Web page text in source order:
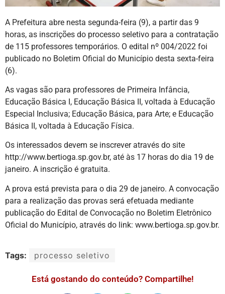
A Prefeitura abre nesta segunda-feira (9), a partir das 9
horas, as inscrições do processo seletivo para a contratação
de 115 professores temporários. O edital nº 004/2022 foi
publicado no Boletim Oficial do Município desta sexta-feira
(6).
As vagas são para professores de Primeira Infância,
Educação Básica I, Educação Básica II, voltada à Educação
Especial Inclusiva; Educação Básica, para Arte; e Educação
Básica II, voltada à Educação Física.
Os interessados devem se inscrever através do site
http://www.bertioga.sp.gov.br, até às 17 horas do dia 19 de
janeiro. A inscrição é gratuita.
A prova está prevista para o dia 29 de janeiro. A convocação
para a realização das provas será efetuada mediante
publicação do Edital de Convocação no Boletim Eletrônico
Oficial do Município, através do link: www.bertioga.sp.gov.br.
Tags: processo seletivo
Está gostando do conteúdo? Compartilhe!